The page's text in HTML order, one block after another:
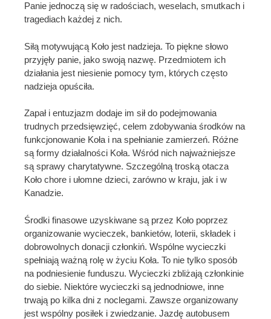
Panie jednoczą się w radościach, weselach, smutkach i
tragediach każdej z nich.
Siłą motywującą Koło jest nadzieja. To piękne słowo
przyjęły panie, jako swoją nazwę. Przedmiotem ich
działania jest niesienie pomocy tym, których często
nadzieja opuściła.
Zapał i entuzjazm dodaje im sił do podejmowania
trudnych przedsięwzięć, celem zdobywania środków na
funkcjonowanie Koła i na spełnianie zamierzeń. Różne
są formy działalności Koła. Wśród nich najważniejsze
są sprawy charytatywne. Szczególną troską otacza
Koło chore i ułomne dzieci, zarówno w kraju, jak i w
Kanadzie.
Środki finasowe uzyskiwane są przez Koło poprzez
organizowanie wycieczek, bankietów, loterii, składek i
dobrowolnych donacji członkiń. Wspólne wycieczki
spełniają ważną rolę w życiu Koła. To nie tylko sposób
na podniesienie funduszu. Wycieczki zbliżają członkinie
do siebie. Niektóre wycieczki są jednodniowe, inne
trwają po kilka dni z noclegami. Zawsze organizowany
jest wspólny posiłek i zwiedzanie. Jazdę autobusem